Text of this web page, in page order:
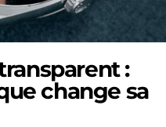
:
change sa